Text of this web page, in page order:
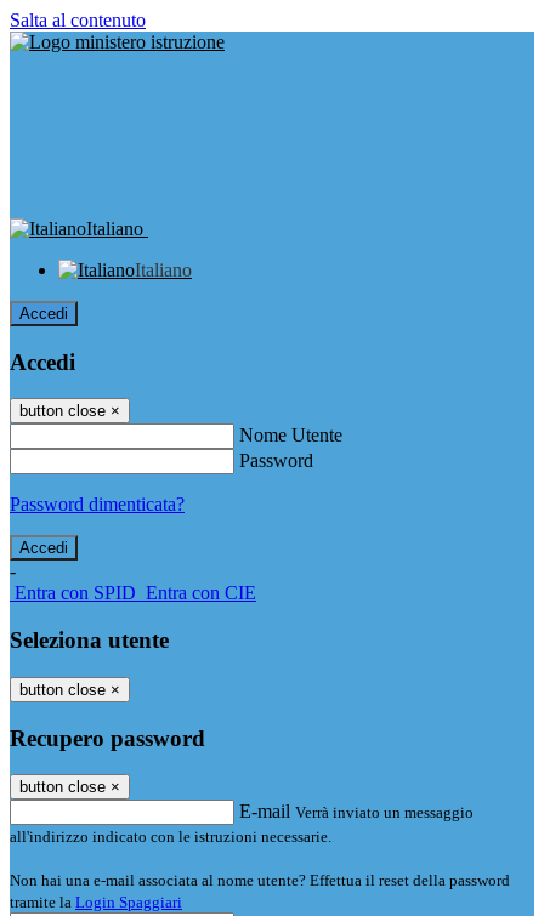
Salta al contenuto
Italiano
Italiano
Accedi
Accedi
button close ×
Nome Utente
Password
Password dimenticata?
-
Entra con SPID Entra con CIE
Seleziona utente
button close ×
Recupero password
button close ×
E-mail Verrà inviato un messaggio
all'indirizzo indicato con le istruzioni necessarie.
Non hai una e-mail associata al nome utente? Effettua il reset della password
tramite la Login Spaggiari